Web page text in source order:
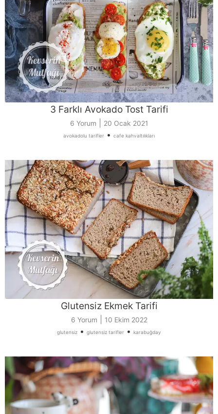
3 Farklı Avokado Tost Tarifi
6 Yorum 20 Ocak 2021
avokadolu tarifler • cafe kahvaltılıkları
Glutensiz Ekmek Tarifi
6 Yorum 10 Ekim 2022
glutensiz • glutensiz tarifler • karabuğday